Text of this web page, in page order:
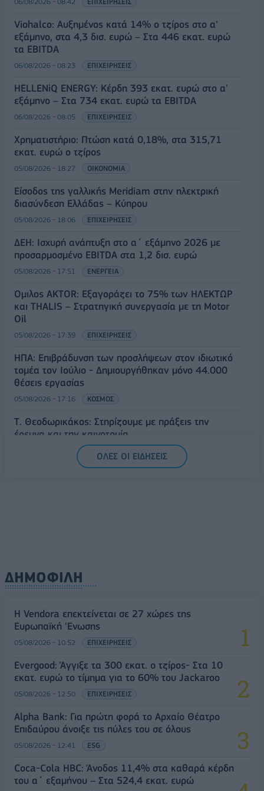
Viohalco: Αυξημένος κατά 14% ο τζίρος στο α'
εξάμηνο, στα 4,3 δισ. ευρώ – Στα 446 εκατ. ευρώ
τα EBITDA
06/08/2026 - 08:23 ΕΠΙΧΕΙΡΗΣΕΙΣ
HELLENiQ ENERGY: Κέρδη 393 εκατ. ευρώ στο α'
εξάμηνο – Στα 734 εκατ. ευρώ τα EBITDA
06/08/2026 - 08:05 ΕΠΙΧΕΙΡΗΣΕΙΣ
Χρηματιστήριο: Πτώση κατά 0,18%, στα 315,71
εκατ. ευρώ ο τζίρος
05/08/2026 - 18:27 ΟΙΚΟΝΟΜΙΑ
Είσοδος της γαλλικής Meridiam στην ηλεκτρική
διασύνδεση Ελλάδας – Κύπρου
05/08/2026 - 18:06 ΕΠΙΧΕΙΡΗΣΕΙΣ
ΔΕΗ: Ισχυρή ανάπτυξη στο α΄ εξάμηνο 2026 με
προσαρμοσμένο EBITDA στα 1,2 δισ. ευρώ
05/08/2026 - 17:51 ΕΝΕΡΓΕΙΑ
Όμιλος AKTOR: Εξαγοράζει το 75% των ΗΛΕΚΤΩΡ
και THALIS – Στρατηγική συνεργασία με τη Motor
Oil
05/08/2026 - 17:39 ΕΠΙΧΕΙΡΗΣΕΙΣ
ΗΠΑ: Επιβράδυνση των προσλήψεων στον ιδιωτικό
τομέα τον Ιούλιο - Δημιουργήθηκαν μόνο 44.000
θέσεις εργασίας
05/08/2026 - 17:16 ΚΟΣΜΟΣ
Τ. Θεοδωρικάκος: Στηρίζουμε με πράξεις την
έρευνα και την καινοτομία
ΟΛΕΣ ΟΙ ΕΙΔΗΣΕΙΣ
ΔΗΜΟΦΙΛΗ
Η Vendora επεκτείνεται σε 27 χώρες της
Ευρωπαϊκή 'Ενωσης
05/08/2026 - 10:52 ΕΠΙΧΕΙΡΗΣΕΙΣ
Evergood: Άγγιξε τα 300 εκατ. ο τζίρος- Στα 10
εκατ. ευρώ το τίμημα για το 60% του Jackaroo
05/08/2026 - 12:50 ΕΠΙΧΕΙΡΗΣΕΙΣ
Alpha Bank: Για πρώτη φορά το Αρχαίο Θέατρο
Επιδαύρου άνοιξε τις πύλες του σε όλους
05/08/2026 - 12:41 ESG
Coca-Cola HBC: Άνοδος 11,4% στα καθαρά κέρδη
του α΄ εξαμήνου – Στα 524,4 εκατ. ευρώ